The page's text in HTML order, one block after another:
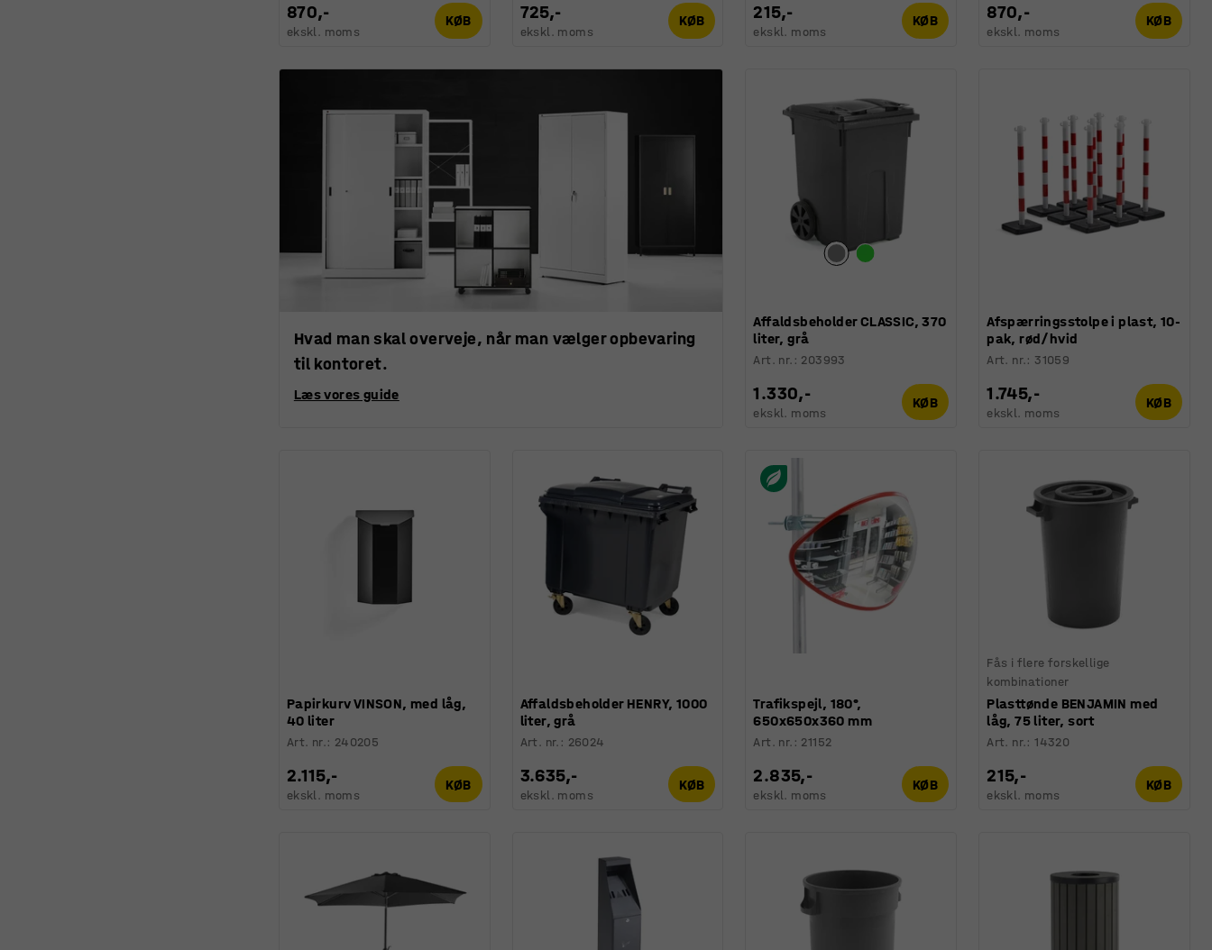
870,-
ekskl. moms
KØB 725,-
ekskl. moms
KØB 215,-
ekskl. moms
KØB 870,-
ekskl. moms
KØB
Hvad man skal overveje, når man vælger opbevaring
til kontoret.
Læs vores guide
Affaldsbeholder CLASSIC, 370
liter, grå
Art. nr. : 203993
1.330,-
ekskl. moms
KØB
Afspærringsstolpe i plast, 10-
pak, rød/hvid
Art. nr.: 31059
1.745,-
ekskl. moms
KØB
Papirkurv VINSON, med låg,
40 liter
Art. nr.: 240205
2.115,-
ekskl. moms
KØB
Affaldsbeholder HENRY, 1000
liter, grå
Art. nr. : 26024
3.635,-
ekskl. moms
KØB
Trafikspejl, 180°,
650x650x360 mm
Art. nr. : 21152
2.835,-
ekskl. moms
KØB
Fås i flere forskellige
kombinationer
Plasttønde BENJAMIN med
låg, 75 liter, sort
Art. nr.:14320
215,-
ekskl. moms
KØB